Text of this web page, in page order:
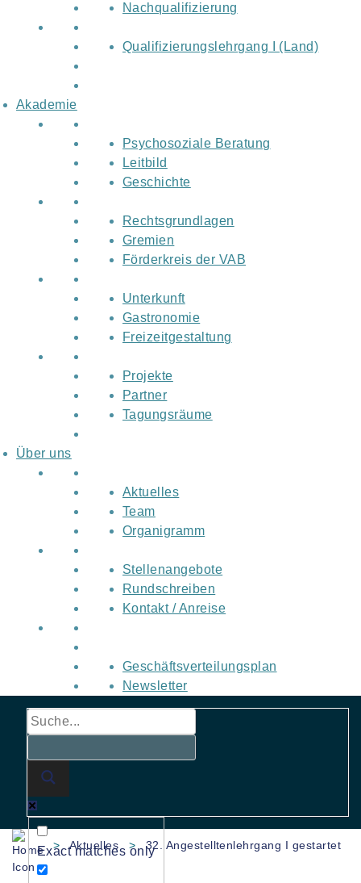
Nachqualifizierung
Qualifizierungslehrgang I (Land)
Akademie
Psychosoziale Beratung
Leitbild
Geschichte
Rechtsgrundlagen
Gremien
Förderkreis der VAB
Unterkunft
Gastronomie
Freizeitgestaltung
Projekte
Partner
Tagungsräume
Über uns
Aktuelles
Team
Organigramm
Stellenangebote
Rundschreiben
Kontakt / Anreise
Geschäftsverteilungsplan
Newsletter
Exact matches only
> Aktuelles > 32. Angestelltenlehrgang I gestartet